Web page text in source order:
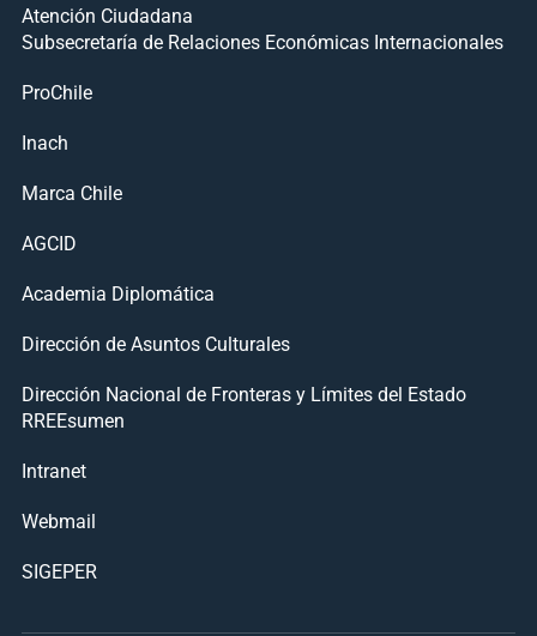
Atención Ciudadana
Subsecretaría de Relaciones Económicas Internacionales
ProChile
Inach
Marca Chile
AGCID
Academia Diplomática
Dirección de Asuntos Culturales
Dirección Nacional de Fronteras y Límites del Estado
RREEsumen
Intranet
Webmail
SIGEPER